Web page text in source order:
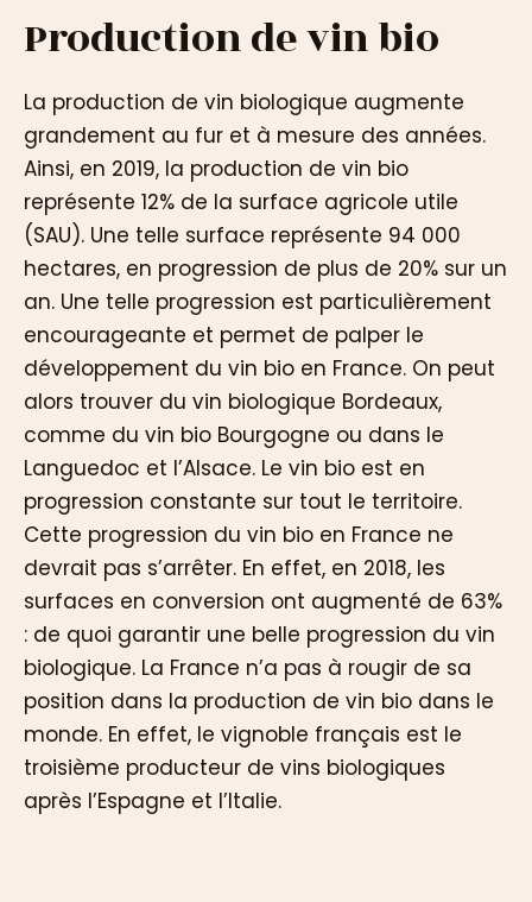
Production de vin bio
La production de vin biologique augmente
grandement au fur et à mesure des années.
Ainsi, en 2019, la production de vin bio
représente 12% de la surface agricole utile
(SAU). Une telle surface représente 94 000
hectares, en progression de plus de 20% sur un
an. Une telle progression est particulièrement
encourageante et permet de palper le
développement du vin bio en France. On peut
alors trouver du vin biologique Bordeaux,
comme du vin bio Bourgogne ou dans le
Languedoc et l’Alsace. Le vin bio est en
progression constante sur tout le territoire.
Cette progression du vin bio en France ne
devrait pas s’arrêter. En effet, en 2018, les
surfaces en conversion ont augmenté de 63%
: de quoi garantir une belle progression du vin
biologique. La France n’a pas à rougir de sa
position dans la production de vin bio dans le
monde. En effet, le vignoble français est le
troisième producteur de vins biologiques
après l’Espagne et l’Italie.